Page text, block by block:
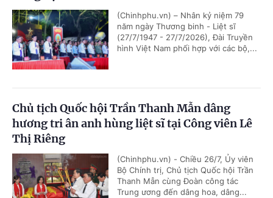
(Chinhphu.vn) – Nhân kỷ niệm 79
năm ngày Thương binh - Liệt sĩ
(27/7/1947 - 27/7/2026), Đài Truyền
hình Việt Nam phối hợp với các bộ,...
Chủ tịch Quốc hội Trần Thanh Mẫn dâng
hương tri ân anh hùng liệt sĩ tại Công viên Lê
Thị Riêng
(Chinhphu.vn) - Chiều 26/7, Ủy viên
Bộ Chính trị, Chủ tịch Quốc hội Trần
Thanh Mẫn cùng Đoàn công tác
Trung ương đến dâng hoa, dâng...